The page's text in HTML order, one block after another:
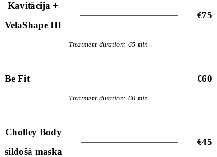
Kavitācija +
VelaShape III
€75
Treatment duration: 65 min
Be Fit €60
Treatment duration: 60 min
Cholley Body
sildošā maska
€45